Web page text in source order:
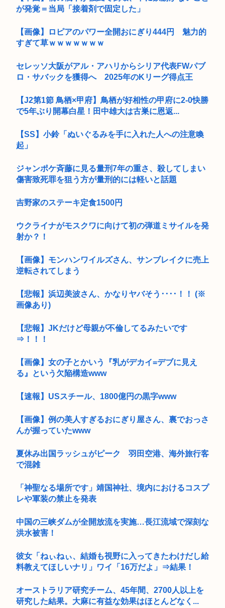
が発覚＝当局「接着剤で固定した」
【画像】ロピアのパワー全開おにぎり444円 魅力的
すぎて草ｗｗｗｗｗｗｗ
セレッソ大阪がアル・アハリからシリア代表FWパブ
ロ・サバックを獲得へ 2025年のKリーグ得点王
【J2第1節 鳥栖×甲府】鳥栖が好相性の甲府に2-0快勝
で5年ぶり開幕白星！田中雄大は古巣に恩返...
【SS】小鈴「ぬいぐるみを手に入れた人への注意喚
起」
ジャンポケ斉藤に見る量刑7年の重さ、殺してしまい
傷害致死罪を狙う方が量刑的には軽いと話題
吉野家のステーキ定食1500円
ウクライナがモスクワに向けて初の弾道ミサイルを発
射か？！
【画像】モンハンワイルズさん、サンブレイクに売上
逆転されてしまう
【悲報】浜辺美波さん、かなりヤバそう････！！ (※
画像あり)
【悲報】JKだけど母親が不倫してるみたいです
⇒！！！
【画像】女の子とかいう『乳がデカイ=デブに見え
る』という欠陥構造www
【速報】USスチール、1800億円の黒字www
【画像】例の美人すぎるおにぎり屋さん、裏でおっさ
んが握っていたwww
夏休み出国ラッシュがピーク 羽田空港、海外旅行客
で混雑
「神聖なる場所です」靖国神社、境内におけるコスプ
レや軍装の禁止を発表
中国の三峡ダムが全開放流を実施…長江流域で深刻な
洪水被害！
彼女「ねぃねぃ、結婚も視野に入ってきたわけだし給
料教えてほしいナリ」ワイ「16万だよ」⇒結果！
オーストラリア研究チーム、45年間、2700人以上を
研究した結果。大麻に有益な効果はほとんどなく...